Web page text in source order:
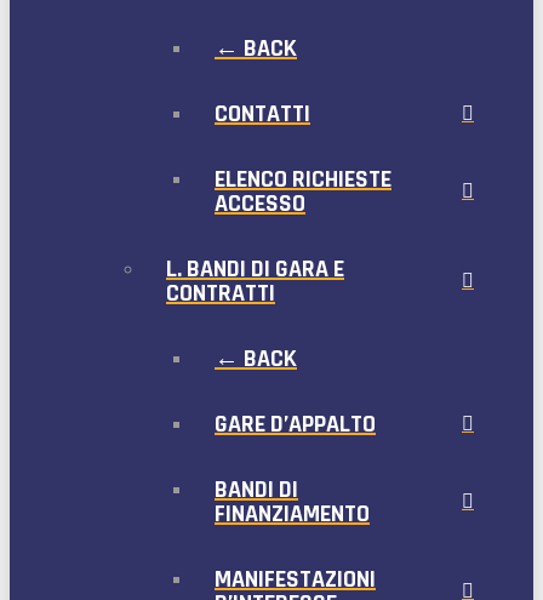
← BACK
CONTATTI
ELENCO RICHIESTE
ACCESSO
L. BANDI DI GARA E
CONTRATTI
← BACK
GARE D’APPALTO
BANDI DI
FINANZIAMENTO
MANIFESTAZIONI